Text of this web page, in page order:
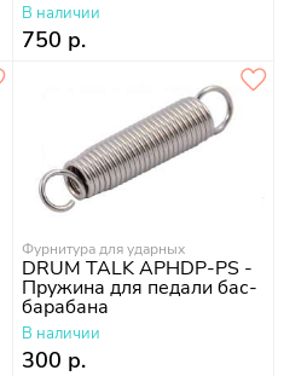
В наличии
750 р.
Фурнитура для ударных
DRUM TALK APHDP-PS -
Пружина для педали бас-
барабана
В наличии
300 р.